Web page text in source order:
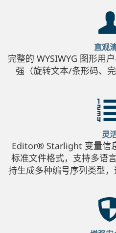
直观
完整的 WYSIWYG 图形用
强（旋转文本/条形码、
灵
Editor® Starlight 变量信
标准文件格式，支持多语
持生成多种编号序列类型